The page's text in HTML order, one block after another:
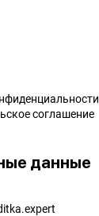
соглашение
данные